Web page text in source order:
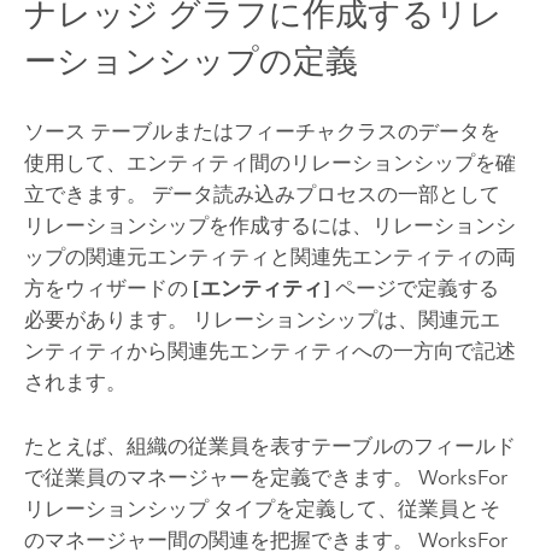
ナレッジ グラフに作成するリレ
ーションシップの定義
ソース テーブルまたはフィーチャクラスのデータを
使用して、エンティティ間のリレーションシップを確
立できます。 データ読み込みプロセスの一部として
リレーションシップを作成するには、リレーションシ
ップの関連元エンティティと関連先エンティティの両
方をウィザードの [エンティティ] ページで定義する
必要があります。 リレーションシップは、関連元エ
ンティティから関連先エンティティへの一方向で記述
されます。
たとえば、組織の従業員を表すテーブルのフィールド
で従業員のマネージャーを定義できます。 WorksFor
リレーションシップ タイプを定義して、従業員とそ
のマネージャー間の関連を把握できます。 WorksFor